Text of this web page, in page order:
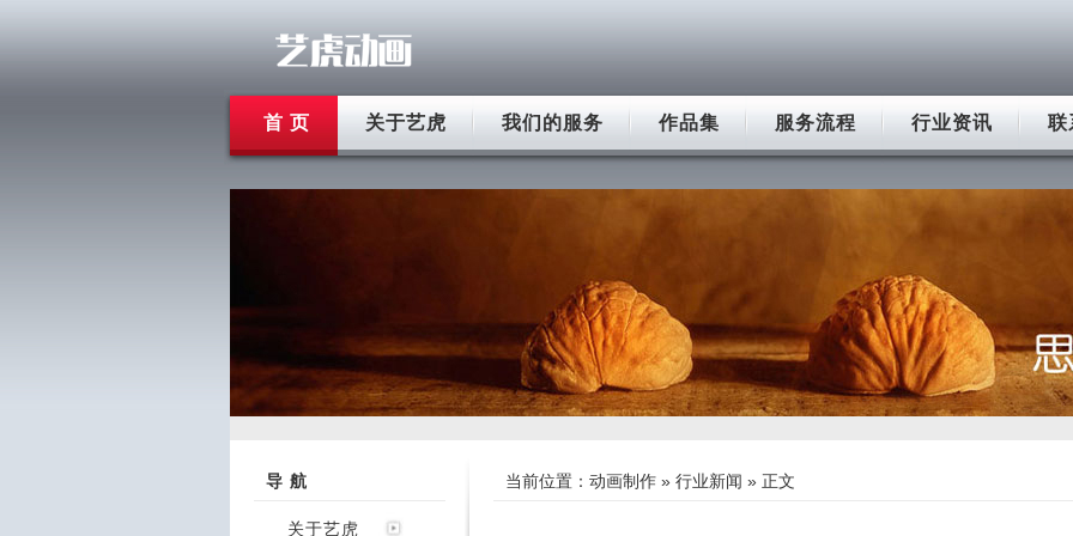
首 页 关于艺虎 我们的服务 作品集 服务流程 行业资讯 联
导 航
关于艺虎
当前位置： 动画制作 » 行业新闻 » 正文